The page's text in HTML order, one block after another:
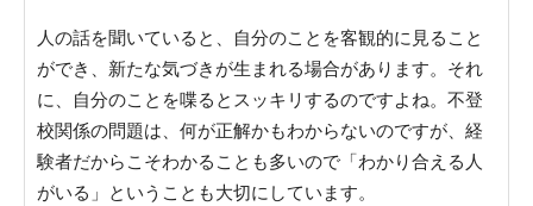
人の話を聞いていると、自分のことを客観的に見ること
ができ、新たな気づきが生まれる場合があります。それ
に、自分のことを喋るとスッキリするのですよね。 不登
校関係の問題は、何が正解かもわからないのですが、経
験者だからこそわかることも多いので「わかり合える人
がいる」ということも大切にしています。